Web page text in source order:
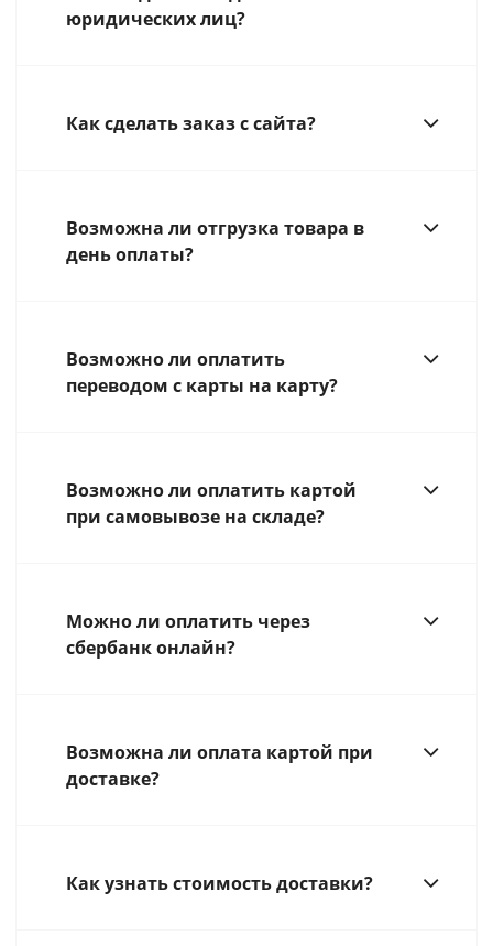
юридических лиц?
Как сделать заказ с сайта?
Возможна ли отгрузка товара в
день оплаты?
Возможно ли оплатить
переводом с карты на карту?
Возможно ли оплатить картой
при самовывозе на складе?
Можно ли оплатить через
сбербанк онлайн?
Возможна ли оплата картой при
доставке?
Как узнать стоимость доставки?